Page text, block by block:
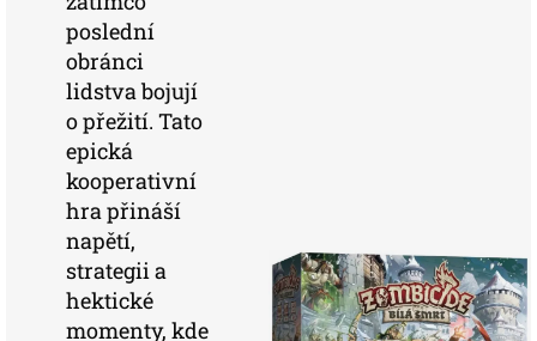
poslední
obránci
lidstva bojují
o přežití. Tato
epická
kooperativní
hra přináší
napětí,
strategii a
hektické
momenty, kde